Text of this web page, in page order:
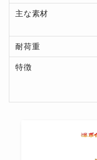
主な素材
耐荷重
特徴